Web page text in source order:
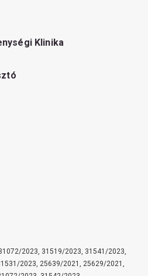
Klinika
2023, 31519/2023, 31541/2023,
2023, 25639/2021, 25629/2021,